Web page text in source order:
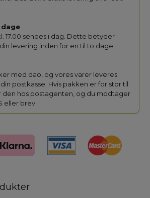
dage
17.00 sendes i dag. Dette betyder
levering inden for en til to dage.
med dao, og vores varer leveres
postkasse. Hvis pakken er for stor til
den hos postagenten, og du modtager
eller brev.